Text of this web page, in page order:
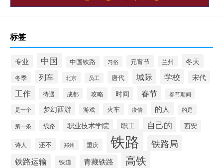
标签
专业 中国 中国铁路 习俗 元宵节 兰州 冬天
冬季 列车 北京 员工 唐代 城际 学校 宋代
工作 待遇 成都 攻略 时间 春节 春节期间
是一个 梦幻西游 游戏 火车 疫情 的人 的是
第一条 线路 职业技术学院 职工 自己的 西安
诗人 还不 郑州 重庆 铁路 铁路局
铁路运输 铁道 青藏铁路 高铁